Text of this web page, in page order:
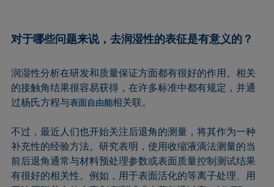
对于哪些问题来说，去润湿性的表征是有意义的？
润湿性分析在研发和质量保证方面都有很好的作用。相关
的接触角结果很容易获得，在许多标准中都有规定，并通
过杨氏方程与表面自由能相关联。
不过，最近人们也开始关注后退角的测量，将其作为一种
补充性的经验方法。研究表明，使用收缩液滴法测量的当
前后退角通常与材料预处理参数或表面质量控制测试结果
有很好的相关性。例如，用于表面活化的等离子处理、用